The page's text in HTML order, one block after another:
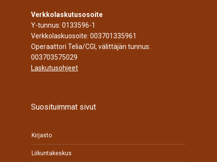
Verkkolaskutusosoite
Y-tunnus: 0133596-1
Verkkolaskuosoite: 003701335961
Operaattori Telia/CGI, välittäjän tunnus:
003703575029
Laskutusohjeet
Suosituimmat sivut
Kirjasto
Liikuntakeskus